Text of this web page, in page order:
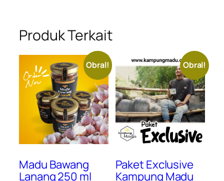
Produk Terkait
Obral!
Madu Bawang
Lanang 250 ml
Obral!
Paket Exclusive
Kampung Madu